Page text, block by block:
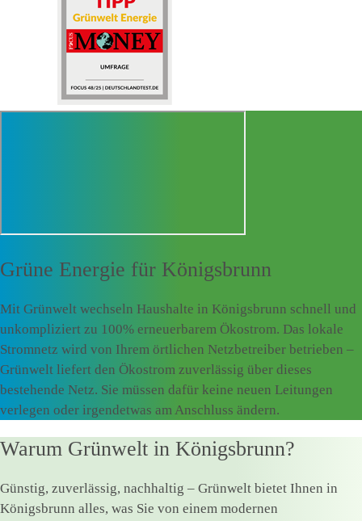
Grüne Energie für Königsbrunn
Mit Grünwelt wechseln Haushalte in Königsbrunn schnell und
unkompliziert zu 100% erneuerbarem Ökostrom. Das lokale
Stromnetz wird von Ihrem örtlichen Netzbetreiber betrieben –
Grünwelt liefert den Ökostrom zuverlässig über dieses
bestehende Netz. Sie müssen dafür keine neuen Leitungen
verlegen oder irgendetwas am Anschluss ändern.
Warum Grünwelt in Königsbrunn?
Günstig, zuverlässig, nachhaltig – Grünwelt bietet Ihnen in
Königsbrunn alles, was Sie von einem modernen